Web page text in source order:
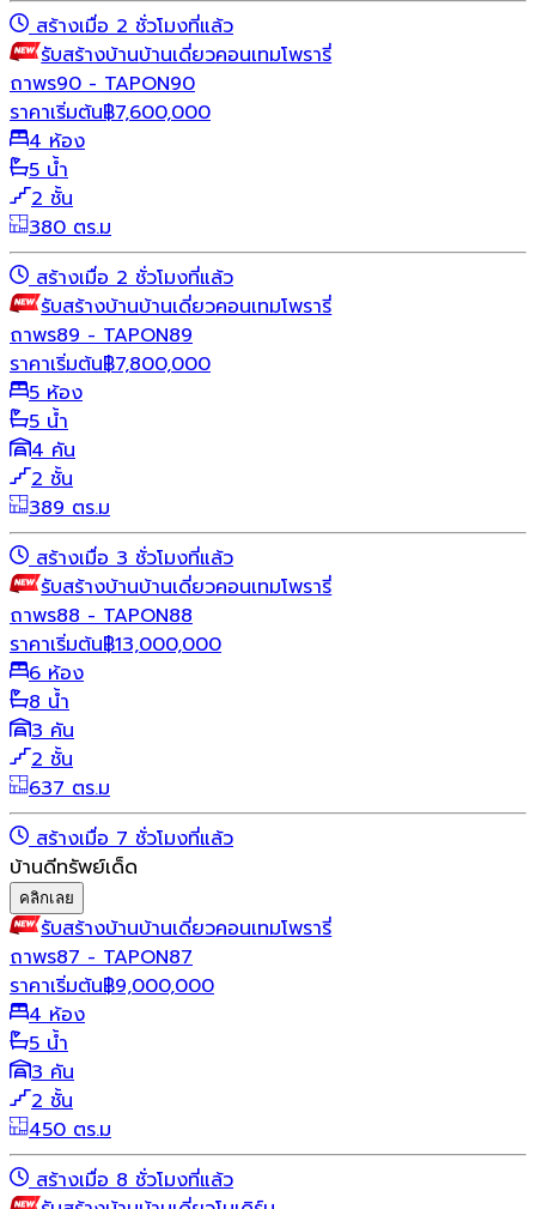
สร้างเมื่อ 2 ชั่วโมงที่แล้ว
รับสร้างบ้านบ้านเดี่ยวคอนเทมโพรารี่
ถาพร90 - TAPON90
ราคาเริ่มต้น฿7,600,000
4 ห้อง
5 น้ำ
2 ชั้น
380 ตร.ม
สร้างเมื่อ 2 ชั่วโมงที่แล้ว
รับสร้างบ้านบ้านเดี่ยวคอนเทมโพรารี่
ถาพร89 - TAPON89
ราคาเริ่มต้น฿7,800,000
5 ห้อง
5 น้ำ
4 คัน
2 ชั้น
389 ตร.ม
สร้างเมื่อ 3 ชั่วโมงที่แล้ว
รับสร้างบ้านบ้านเดี่ยวคอนเทมโพรารี่
ถาพร88 - TAPON88
ราคาเริ่มต้น฿13,000,000
6 ห้อง
8 น้ำ
3 คัน
2 ชั้น
637 ตร.ม
สร้างเมื่อ 7 ชั่วโมงที่แล้ว
บ้านดีทรัพย์เด็ด
คลิกเลย
รับสร้างบ้านบ้านเดี่ยวคอนเทมโพรารี่
ถาพร87 - TAPON87
ราคาเริ่มต้น฿9,000,000
4 ห้อง
5 น้ำ
3 คัน
2 ชั้น
450 ตร.ม
สร้างเมื่อ 8 ชั่วโมงที่แล้ว